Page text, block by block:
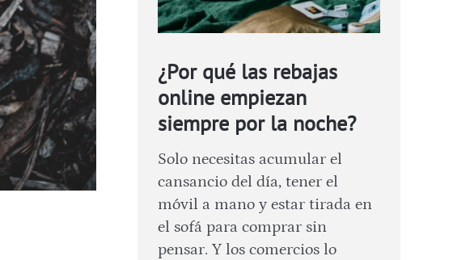
¿Por qué las rebajas
online empiezan
siempre por la noche?
Solo necesitas acumular el
cansancio del día, tener el
móvil a mano y estar tirada en
el sofá para comprar sin
pensar. Y los comercios lo